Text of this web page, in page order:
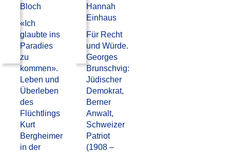
Bloch
«Ich
glaubte ins
Paradies
zu
kommen».
Leben und
Überleben
des
Flüchtlings
Kurt
Bergheimer
in der
Hannah
Einhaus
Für Recht
und Würde.
Georges
Brunschvig:
Jüdischer
Demokrat,
Berner
Anwalt,
Schweizer
Patriot
(1908 –